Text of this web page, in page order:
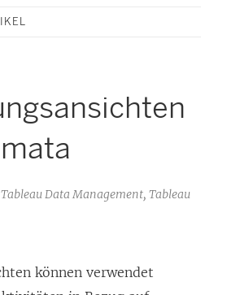
Data Management, Tableau
können verwendet